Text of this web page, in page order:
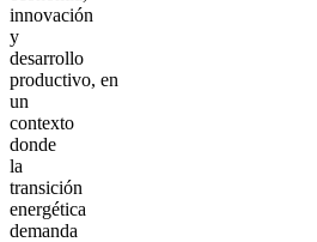
innovación
y
desarrollo
productivo, en
un
contexto
donde
la
transición
energética
demanda